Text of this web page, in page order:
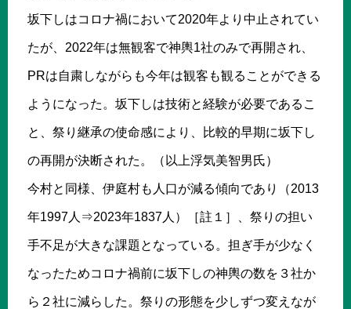
坂下しはコロナ禍において2020年より中止されてい
たが、2022年は無観客で神輿1社のみで再開され、
PRは自粛しながらも今年は観客も観ることができる
ようになった。坂下しは技術と経験が必要であるこ
と、祭り継承の使命感により、比較的早期に坂下し
の再開が決断された。（以上浮気美智男氏）
今村と同様、伊庭村も人口が減る傾向であり（2013
年1997人⇒2023年1837人）［註１］、祭りの担い
手不足が大きな課題となっている。担ぎ手が少なく
なったためコロナ禍前に坂下しの神輿の数を３社か
ら２社に減らした。祭りの形態を少しずつ変えなが